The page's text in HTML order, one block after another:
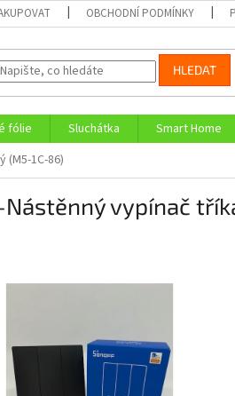
OBCHODNÍ PODMÍNKY
HLEDAT
fólie Sluchátka Smart Home
(M5-1C-86)
Nástěnný vypínač